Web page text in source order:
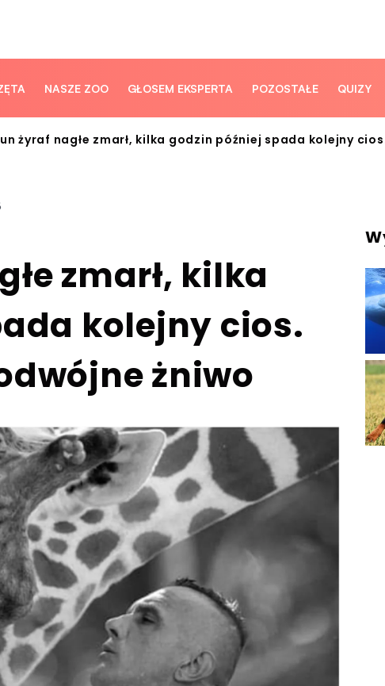
NASZE ZOO GŁOSEM EKSPERTA POZOSTAŁE QUIZY
żyraf nagłe zmarł, kilka godzin później spada kolejny
zmarł, kilka
kolejny cios.
żniwo